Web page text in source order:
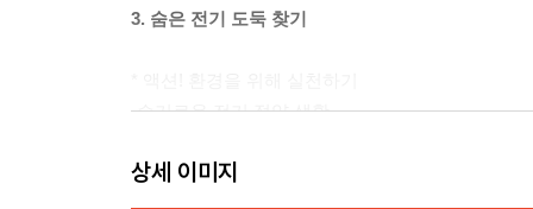
3. 숨은 전기 도둑 찾기
-슬기로운 전기 절약 생활
4. 수위 아저씨의 비밀을 지켜라
상세 이미지